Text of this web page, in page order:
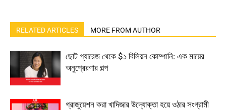
RELATED ARTICLES MORE FROM AUTHOR
ছোট গ্যারেজ থেকে $১ বিলিয়ন কোম্পানি: এক মায়ের
অনুপ্রেরণার গল্প
গ্রাজুয়েশন করা খাদিজার উদ্যোক্তা হয়ে ওঠার সংগ্রামী